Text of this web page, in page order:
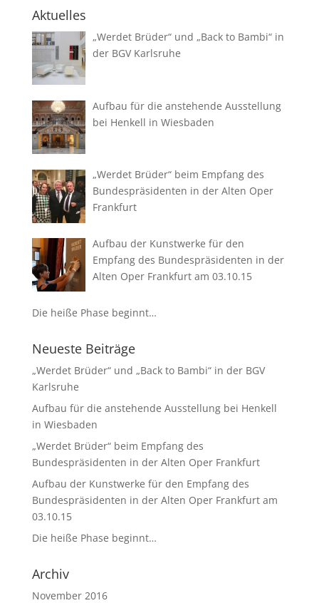
Aktuelles
„Werdet Brüder“ und „Back to Bambi“ in
der BGV Karlsruhe
Aufbau für die anstehende Ausstellung
bei Henkell in Wiesbaden
„Werdet Brüder“ beim Empfang des
Bundespräsidenten in der Alten Oper
Frankfurt
Aufbau der Kunstwerke für den
Empfang des Bundespräsidenten in der
Alten Oper Frankfurt am 03.10.15
Die heiße Phase beginnt…
Neueste Beiträge
„Werdet Brüder“ und „Back to Bambi“ in der BGV
Karlsruhe
Aufbau für die anstehende Ausstellung bei Henkell
in Wiesbaden
„Werdet Brüder“ beim Empfang des
Bundespräsidenten in der Alten Oper Frankfurt
Aufbau der Kunstwerke für den Empfang des
Bundespräsidenten in der Alten Oper Frankfurt am
03.10.15
Die heiße Phase beginnt…
Archiv
November 2016